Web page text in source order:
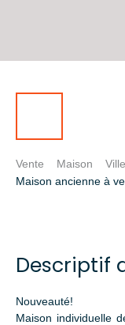
Vente Maison
Maison ancienne à
Descriptif
Nouveauté!
Maison individuelle